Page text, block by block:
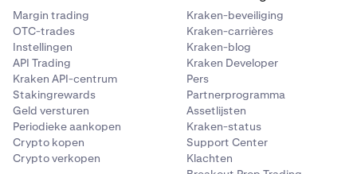
Margin trading
OTC-trades
Instellingen
API Trading
Kraken API-centrum
Stakingrewards
Geld versturen
Periodieke aankopen
Crypto kopen
Crypto verkopen
Kraken-beveiliging
Kraken-carrières
Kraken-blog
Kraken Developer
Pers
Partnerprogramma
Assetlijsten
Kraken-status
Support Center
Klachten